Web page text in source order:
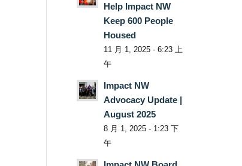
Help Impact NW
Keep 600 People
Housed
11 月 1, 2025 - 6:23 上
午
Impact NW
Advocacy Update |
August 2025
8 月 1, 2025 - 1:23 下
午